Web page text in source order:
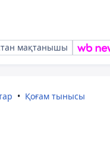
мақтанышы
Қоғам тынысы